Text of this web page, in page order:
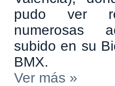
pudo ver
numerosas
subido en su
BMX.
Ver más »